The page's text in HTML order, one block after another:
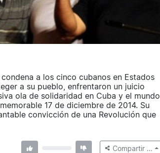
a los cinco cubanos en Estados
a su pueblo, enfrentaron un juicio
ola de solidaridad en Cuba y el mundo,
17 de diciembre de 2014. Su
convicción de una Revolución que
Compartir …